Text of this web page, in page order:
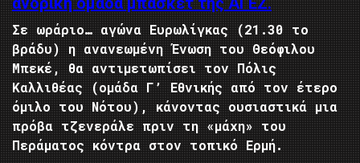
Σε ωράριο… αγώνα Ευρωλίγκας (21.30 το
βράδυ) η ανανεωμένη Ένωση του Θεόφιλου
Μπεκέ, θα αντιμετωπίσει τον Πόλις
Καλλιθέας (ομάδα Γ’ Εθνικής από τον έτερο
όμιλο του Νότου), κάνοντας ουσιαστικά μια
πρόβα τζενεράλε πριν τη «μάχη» του
Περάματος κόντρα στον τοπικό Ερμή.